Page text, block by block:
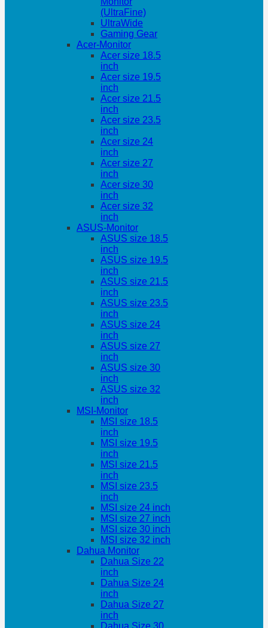
(UltraFine)
UltraWide
Gaming Gear
Acer-Monitor
Acer size 18.5
inch
Acer size 19.5
inch
Acer size 21.5
inch
Acer size 23.5
inch
Acer size 24
inch
Acer size 27
inch
Acer size 30
inch
Acer size 32
inch
ASUS-Monitor
ASUS size 18.5
inch
ASUS size 19.5
inch
ASUS size 21.5
inch
ASUS size 23.5
inch
ASUS size 24
inch
ASUS size 27
inch
ASUS size 30
inch
ASUS size 32
inch
MSI-Monitor
MSI size 18.5
inch
MSI size 19.5
inch
MSI size 21.5
inch
MSI size 23.5
inch
MSI size 24 inch
MSI size 27 inch
MSI size 30 inch
MSI size 32 inch
Dahua Monitor
Dahua Size 22
inch
Dahua Size 24
inch
Dahua Size 27
inch
Dahua Size 30